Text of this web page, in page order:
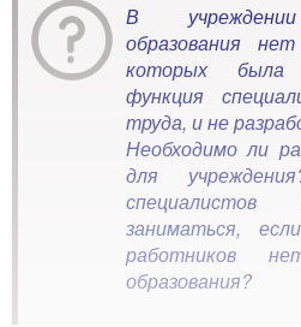
В
образования
которых была
функция
труда, и не
Необходимо ли
для
заниматься,
работников
образования?